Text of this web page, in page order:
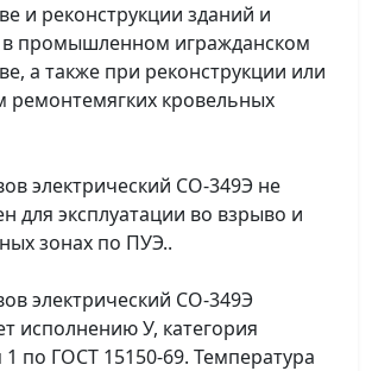
и реконструкции зданий и
промышленном игражданском
а также при реконструкции или
ремонтемягких кровельных
электрический СО-349Э не
для эксплуатации во взрыво и
зонах по ПУЭ..
электрический СО-349Э
исполнению У, категория
по ГОСТ 15150-69. Температура